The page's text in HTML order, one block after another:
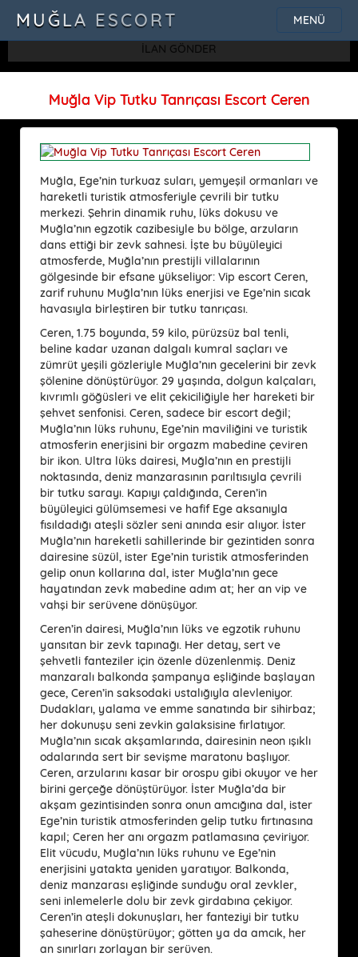
SQLSTATE[42000]: Syntax error or access violation: 1115 Unknown
character set: 'uf8'
MENÜ
MUĞLA ESCORT
İLAN GÖNDER
Muğla Vip Tutku Tanrıçası Escort Ceren
Muğla, Ege’nin turkuaz suları, yemyeşil ormanları ve
hareketli turistik atmosferiyle çevrili bir tutku
merkezi. Şehrin dinamik ruhu, lüks dokusu ve
Muğla’nın egzotik cazibesiyle bu bölge, arzuların
dans ettiği bir zevk sahnesi. İşte bu büyüleyici
atmosferde, Muğla’nın prestijli villalarının
gölgesinde bir efsane yükseliyor: Vip escort Ceren,
zarif ruhunu Muğla’nın lüks enerjisi ve Ege’nin sıcak
havasıyla birleştiren bir tutku tanrıçası.
Ceren, 1.75 boyunda, 59 kilo, pürüzsüz bal tenli,
beline kadar uzanan dalgalı kumral saçları ve
zümrüt yeşili gözleriyle Muğla’nın gecelerini bir zevk
şölenine dönüştürüyor. 29 yaşında, dolgun kalçaları,
kıvrımlı göğüsleri ve elit çekiciliğiyle her hareketi bir
şehvet senfonisi. Ceren, sadece bir escort değil;
Muğla’nın lüks ruhunu, Ege’nin maviliğini ve turistik
atmosferin enerjisini bir orgazm mabedine çeviren
bir ikon. Ultra lüks dairesi, Muğla’nın en prestijli
noktasında, deniz manzarasının parıltısıyla çevrili
bir tutku sarayı. Kapıyı çaldığında, Ceren’in
büyüleyici gülümsemesi ve hafif Ege aksanıyla
fısıldadığı ateşli sözler seni anında esir alıyor. İster
Muğla’nın hareketli sahillerinde bir gezintiden sonra
dairesine süzül, ister Ege’nin turistik atmosferinden
gelip onun kollarına dal, ister Muğla’nın gece
hayatından zevk mabedine adım at; her an vip ve
vahşi bir serüvene dönüşüyor.
Ceren’in dairesi, Muğla’nın lüks ve egzotik ruhunu
yansıtan bir zevk tapınağı. Her detay, sert ve
şehvetli fanteziler için özenle düzenlenmiş. Deniz
manzaralı balkonda şampanya eşliğinde başlayan
gece, Ceren’in saksodaki ustalığıyla alevleniyor.
Dudakları, yalama ve emme sanatında bir sihirbaz;
her dokunuşu seni zevkin galaksisine fırlatıyor.
Muğla’nın sıcak akşamlarında, dairesinin neon ışıklı
odalarında sert bir sevişme maratonu başlıyor.
Ceren, arzularını kasar bir orospu gibi okuyor ve her
birini gerçeğe dönüştürüyor. İster Muğla’da bir
akşam gezintisinden sonra onun amcığına dal, ister
Ege’nin turistik atmosferinden gelip tutku fırtınasına
kapıl; Ceren her anı orgazm patlamasına çeviriyor.
Elit vücudu, Muğla’nın lüks ruhunu ve Ege’nin
enerjisini yatakta yeniden yaratıyor. Balkonda,
deniz manzarası eşliğinde sunduğu oral zevkler,
seni inlemelerle dolu bir zevk girdabına çekiyor.
Ceren’in ateşli dokunuşları, her fanteziyi bir tutku
şaheserine dönüştürüyor; götten ya da amcık, her
an sınırları zorlayan bir serüven.